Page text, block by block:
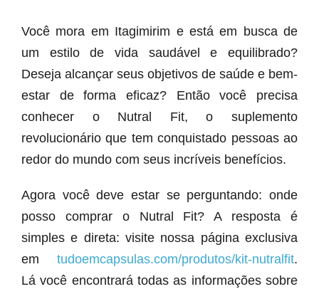
Você mora em Itagimirim e está em busca de
um estilo de vida saudável e equilibrado?
Deseja alcançar seus objetivos de saúde e bem-
estar de forma eficaz? Então você precisa
conhecer o Nutral Fit, o suplemento
revolucionário que tem conquistado pessoas ao
redor do mundo com seus incríveis benefícios.
Agora você deve estar se perguntando: onde
posso comprar o Nutral Fit? A resposta é
simples e direta: visite nossa página exclusiva
em tudoemcapsulas.com/produtos/kit-nutralfit.
Lá você encontrará todas as informações sobre